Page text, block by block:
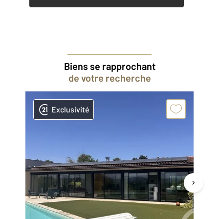
Biens se rapprochant
de votre recherche
Exclusivité